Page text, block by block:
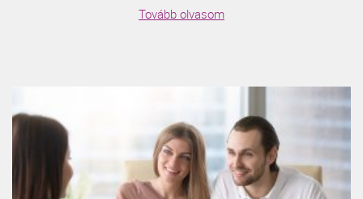
Tovább olvasom